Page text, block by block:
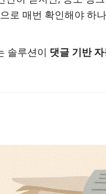
로 매번 확인해야 하
솔루션이 댓글 기반